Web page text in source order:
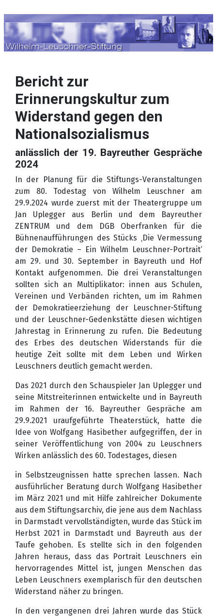
Bericht zur
Erinnerungskultur zum
Widerstand gegen den
Nationalsozialismus
anlässlich der 19. Bayreuther Gespräche
2024
In der Planung für die Stiftungs-Veranstaltungen
zum 80. Todestag von Wilhelm Leuschner am
29.9.2024 wurde zuerst mit der Theatergruppe um
Jan Uplegger aus Berlin und dem Bayreuther
ZENTRUM und dem DGB Oberfranken für die
Bühnenaufführungen des Stücks ‚Die Vermessung
der Demokratie – Ein Wilhelm Leuschner-Portrait‘
am 29. und 30. September in Bayreuth und Hof
Kontakt aufgenommen. Die drei Veranstaltungen
sollten sich an Multiplikator: innen aus Schulen,
Vereinen und Verbänden richten, um im Rahmen
der Demokratieerziehung der Leuschner-Stiftung
und der Leuschner-Gedenkstätte diesen wichtigen
Jahrestag in Erinnerung zu rufen. Die Bedeutung
des Erbes des deutschen Widerstands für die
heutige Zeit sollte mit dem Leben und Wirken
Leuschners deutlich gemacht werden.
Das 2021 durch den Schauspieler Jan Uplegger und
seine Mitstreiterinnen entwickelte und in Bayreuth
im Rahmen der 16. Bayreuther Gespräche am
29.9.2021 uraufgeführte Theaterstück, hatte die
Idee von Wolfgang Hasibether aufgegriffen, der in
seiner Veröffentlichung von 2004 zu Leuschners
Wirken anlässlich des 60. Todestages, diesen
in Selbstzeugnissen hatte sprechen lassen. Nach
ausführlicher Beratung durch Wolfgang Hasibether
im März 2021 und mit Hilfe zahlreicher Dokumente
aus dem Stiftungsarchiv, die jene aus dem Nachlass
in Darmstadt vervollständigten, wurde das Stück im
Herbst 2021 in Darmstadt und Bayreuth aus der
Taufe gehoben. Es stellte sich in den folgenden
Jahren heraus, dass das Portrait Leuschners ein
hervorragendes Mittel ist, jungen Menschen das
Leben Leuschners exemplarisch für den deutschen
Widerstand näher zu bringen.
In den vergangenen drei Jahren wurde das Stück